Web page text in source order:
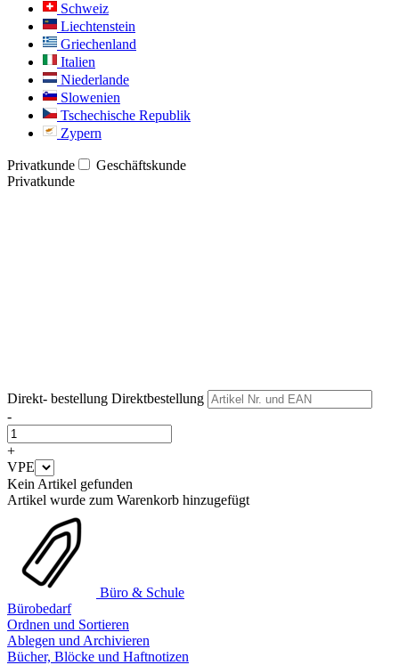
Schweiz
Liechtenstein
Griechenland
Italien
Niederlande
Slowenien
Tschechische Republik
Zypern
Privatkunde
Geschäftskunde
Privatkunde
Direkt- bestellung Direktbestellung
-
+
VPE
Kein Artikel gefunden
Artikel wurde zum Warenkorb hinzugefügt
Büro & Schule
Bürobedarf
Ordnen und Sortieren
Ablegen und Archivieren
Bücher, Blöcke und Haftnotizen